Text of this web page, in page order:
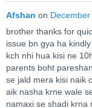
Afshan on
brother thanks for
issue bn gya ha
kch nhi hua kisi ne
parents boht
se jald mera kisi naik
aik nasha krne wale
namaxi se shadi krna